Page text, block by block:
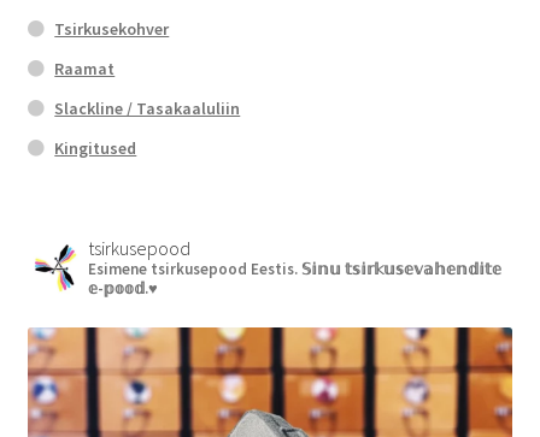
Tsirkusekohver
Raamat
Slackline / Tasakaaluliin
Kingitused
tsirkusepood
Esimene tsirkusepood Eestis. 𝕊𝕚𝕟𝕦 𝕥𝕤𝕚𝕣𝕜𝕦𝕤𝕖𝕧𝕒𝕙𝕖𝕟𝕕𝕚𝕥𝕖
𝕖-𝕡𝕠𝕠𝕕.♥︎